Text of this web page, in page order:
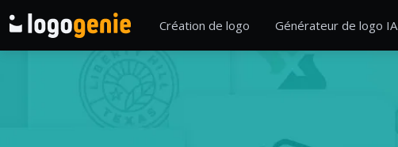
Création de logo Générateur de logo IA